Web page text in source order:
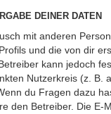
DEINER DATEN
mit anderen
und die von dir
kann jedoch
Nutzerkreis (z. B.
du Fragen dazu
den Betreiber. Die E-